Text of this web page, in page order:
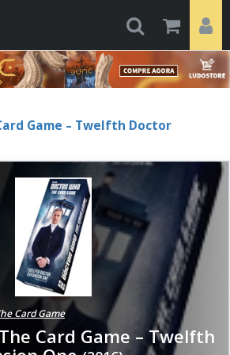
Game – Twelfth Doctor
Card Game
Card Game – Twelfth